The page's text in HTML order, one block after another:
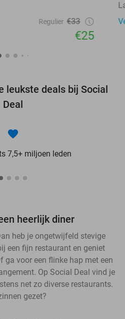
Regulier €33
€25
leukste deals bij Social
Deal
7,5+ miljoen leden
heerlijk diner
heb je ongetwijfeld stevige
een fijn restaurant en geniet
ga voor een flinke hap met een
Op Social Deal vind je
net zo diverse restaurants.
gezet?